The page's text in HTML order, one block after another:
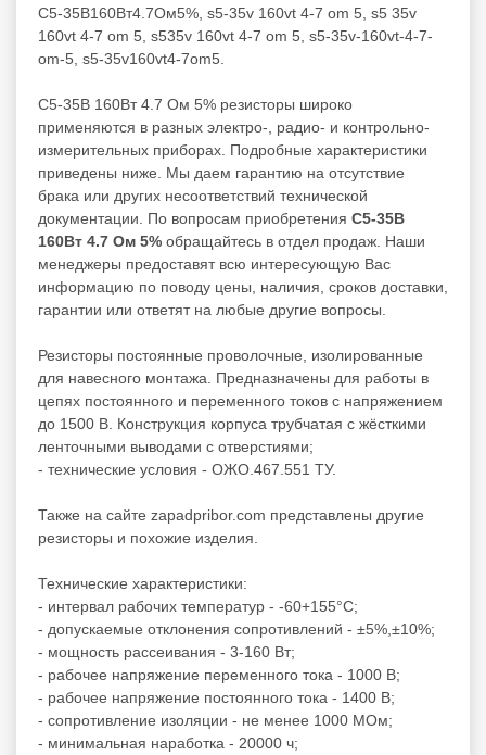
С5-35В160Вт4.7Ом5%, s5-35v 160vt 4-7 om 5, s5 35v
160vt 4-7 om 5, s535v 160vt 4-7 om 5, s5-35v-160vt-4-7-
om-5, s5-35v160vt4-7om5.
С5-35В 160Вт 4.7 Ом 5% резисторы широко
применяются в разных электро-, радио- и контрольно-
измерительных приборах. Подробные характеристики
приведены ниже. Мы даем гарантию на отсутствие
брака или других несоответствий технической
документации. По вопросам приобретения С5-35В
160Вт 4.7 Ом 5% обращайтесь в отдел продаж. Наши
менеджеры предоставят всю интересующую Вас
информацию по поводу цены, наличия, сроков доставки,
гарантии или ответят на любые другие вопросы.
Резисторы постоянные проволочные, изолированные
для навесного монтажа. Предназначены для работы в
цепях постоянного и переменного токов с напряжением
до 1500 В. Конструкция корпуса трубчатая с жёсткими
ленточными выводами с отверстиями;
- технические условия - ОЖО.467.551 ТУ.
Также на сайте zapadpribor.com представлены другие
резисторы и похожие изделия.
Технические характеристики:
- интервал рабочих температур - -60+155°C;
- допускаемые отклонения сопротивлений - ±5%,±10%;
- мощность рассеивания - 3-160 Вт;
- рабочее напряжение переменного тока - 1000 В;
- рабочее напряжение постоянного тока - 1400 В;
- сопротивление изоляции - не менее 1000 МОм;
- минимальная наработка - 20000 ч;